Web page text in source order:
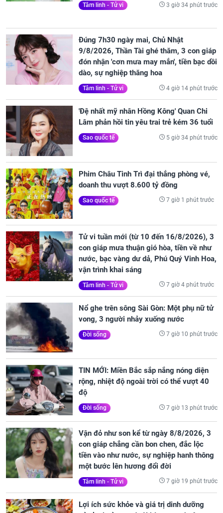
Tâm linh - Tử vi 3 giờ 34 phút trước
Đúng 7h30 ngày mai, Chủ Nhật
9/8/2026, Thần Tài ghé thăm, 3 con giáp
đón nhận 'cơn mưa may mắn', tiền bạc dồi
dào, sự nghiệp thăng hoa
Tâm linh - Tử vi 4 giờ 14 phút trước
'Đệ nhất mỹ nhân Hồng Kông' Quan Chi
Lâm phản hồi tin yêu trai trẻ kém 36 tuổi
Sao quốc tế 5 giờ 34 phút trước
Phim Châu Tinh Trì đại thắng phòng vé,
doanh thu vượt 8.600 tỷ đồng
Sao quốc tế 7 giờ 1 phút trước
Tử vi tuần mới (từ 10 đến 16/8/2026), 3
con giáp mưa thuận gió hòa, tiền về như
nước, bạc vàng dư dả, Phú Quý Vinh Hoa,
vận trình khai sáng
Tâm linh - Tử vi 7 giờ 4 phút trước
Nổ ghe trên sông Sài Gòn: Một phụ nữ tử
vong, 3 người nhảy xuống nước
Đời sống 7 giờ 10 phút trước
TIN MỚI: Miền Bắc sắp nắng nóng diện
rộng, nhiệt độ ngoài trời có thể vượt 40
độ
Đời sống 7 giờ 13 phút trước
Vận đỏ như son kể từ ngày 8/8/2026, 3
con giáp chẳng cần bon chen, đắc lộc
tiền vào như nước, sự nghiệp hanh thông
một bước lên hương đổi đời
Tâm linh - Tử vi 7 giờ 19 phút trước
Lợi ích sức khỏe và giá trị dinh dưỡng